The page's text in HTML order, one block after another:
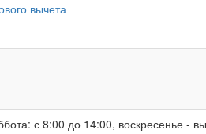
вычета
с 8:00 до 14:00, воскресенье -